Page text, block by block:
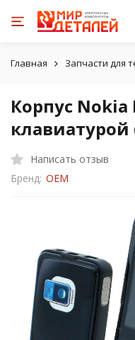
Главная Запчасти для
Корпус Nokia
Написать отзыв
Бренд: OEM